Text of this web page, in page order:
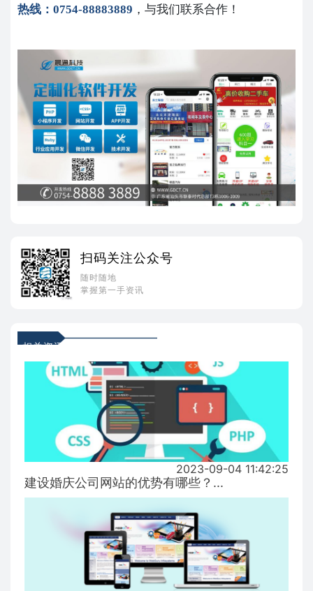
热线：0754-88883889 ，与我们联系合作！
扫码关注公众号
随时随地
掌握第一手资讯
相关资讯
2023-09-04 11:42:25
建设婚庆公司网站的优势有哪些？...